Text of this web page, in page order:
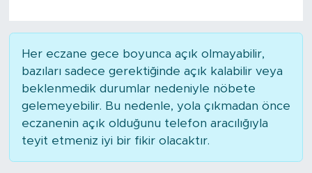
Her eczane gece boyunca açık olmayabilir,
bazıları sadece gerektiğinde açık kalabilir veya
beklenmedik durumlar nedeniyle nöbete
gelemeyebilir. Bu nedenle, yola çıkmadan önce
eczanenin açık olduğunu telefon aracılığıyla
teyit etmeniz iyi bir fikir olacaktır.
Hava Durumu
Tavz Der
Bingöl Kaza Haberleri